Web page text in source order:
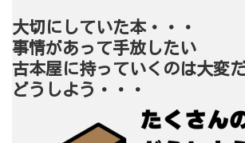
大切にしていた本・・・
事情があって手放したい
古本屋に持っていくのは大変
どうしよう・・・